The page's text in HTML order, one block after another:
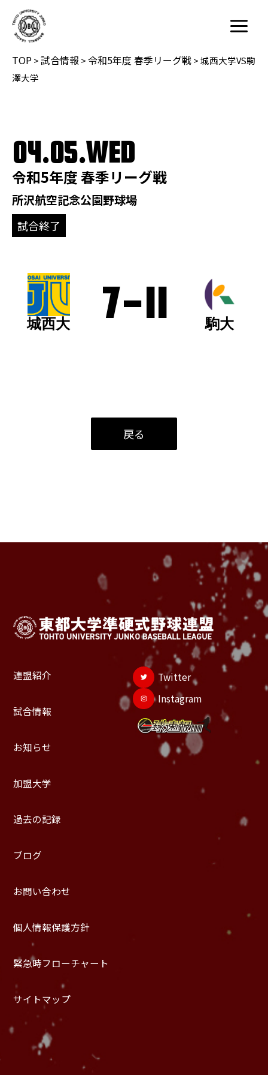
Main
Menu
TOP>試合情報 >令和5年度 春季リーグ戦>城西大学VS駒
澤大学
04.05.WED
令和5年度 春季リーグ戦
所沢航空記念公園野球場
試合終了
城西大 7-11 駒大
戻る
連盟紹介
試合情報
お知らせ
加盟大学
過去の記録
ブログ
お問い合わせ
個人情報保護方針
緊急時フローチャート
サイトマップ
Twitter
Instagram